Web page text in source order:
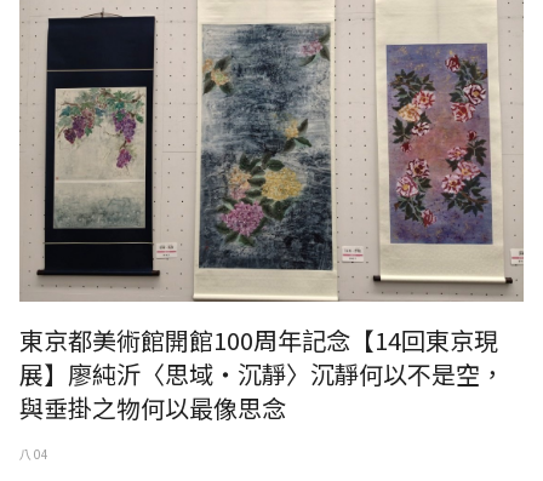
東京都美術館開館100周年記念【14回東京現
展】廖純沂〈思域・沉靜〉沉靜何以不是空，
與垂掛之物何以最像思念
八 04